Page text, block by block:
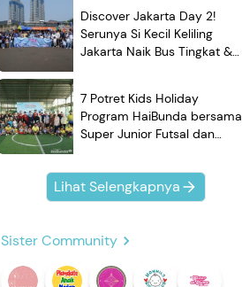
Discover Jakarta Day 2!
Serunya Si Kecil Keliling
Jakarta Naik Bus Tingkat &
7 Potret Kids Holiday
Program HaiBunda bersama
Super Junior Futsal dan
Kompak Banget!
Lihat Selengkapnya
Sister Community